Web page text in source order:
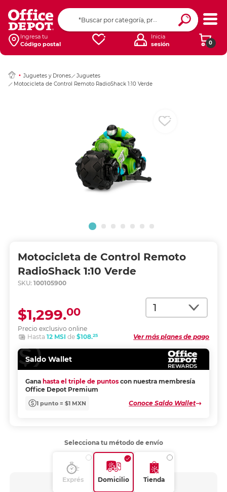
Ingresa tu
Código postal
0
Inicia
sesión
Juguetes y Drones
Juguetes
Motocicleta de Control Remoto RadioShack 1:10 Verde
Motocicleta de Control Remoto
RadioShack 1:10 Verde
SKU: 100105900
Cantidad
Precio exclusivo online
$1,299.00
Ver más planes de pago
Hasta 12 MSI de $108.25
Saldo Wallet
Gana hasta el triple de puntos con nuestra membresía
Office Depot Premium
1 punto = $1 MXN Conoce Saldo Wallet
Ingresar Codigo
Selecciona tu método de envío
Exprés Domicilio Tienda